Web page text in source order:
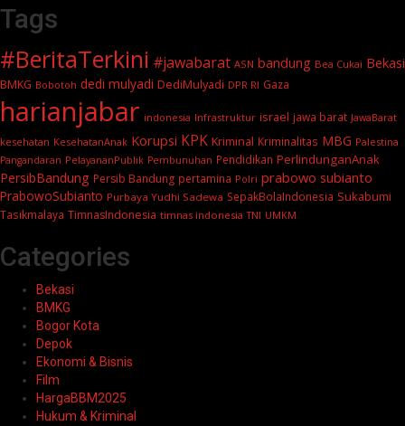
Tags
#BeritaTerkini #jawabarat ASN bandung Bea Cukai Bekasi
BMKG Bobotoh dedi mulyadi DediMulyadi DPR RI Gaza
harianjabar indonesia Infrastruktur israel jawa barat JawaBarat
kesehatan KesehatanAnak Korupsi KPK Kriminal Kriminalitas MBG Palestina
Pangandaran PelayananPublik Pembunuhan Pendidikan PerlindunganAnak
PersibBandung Persib Bandung pertamina Polri prabowo subianto
PrabowoSubianto Purbaya Yudhi Sadewa SepakBolaIndonesia Sukabumi
Tasikmalaya TimnasIndonesia timnas indonesia TNI UMKM
Categories
Bekasi
BMKG
Bogor Kota
Depok
Ekonomi & Bisnis
Film
HargaBBM2025
Hukum & Kriminal